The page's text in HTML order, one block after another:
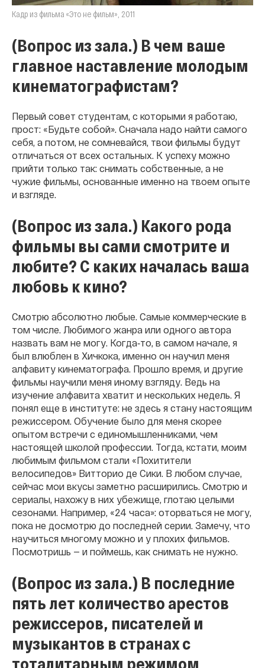
Кадр из фильма «Это не фильм», 2011
(Вопрос из зала.) В чем ваше
главное наставление молодым
кинематографистам?
Первый совет студентам, с которыми я работаю,
прост: «Будьте собой». Сначала надо найти самого
себя, а потом, не сомневайся, твои фильмы будут
отличаться от всех остальных. К успеху можно
прийти только так: снимать собственные, а не
чужие фильмы, основанные именно на твоем опыте
и взгляде.
(Вопрос из зала.) Какого рода
фильмы вы сами смотрите и
любите? С каких началась ваша
любовь к кино?
Смотрю абсолютно любые. Самые коммерческие в
том числе. Любимого жанра или одного автора
назвать вам не могу. Когда‐то, в самом начале, я
был влюблен в Хичкока, именно он научил меня
алфавиту кинематографа. Прошло время, и другие
фильмы научили меня иному взгляду. Ведь на
изучение алфавита хватит и нескольких недель. Я
понял еще в институте: не здесь я стану настоящим
режиссером. Обучение было для меня скорее
опытом встречи с единомышленниками, чем
настоящей школой профессии. Тогда, кстати, моим
любимым фильмом стали «Похитители
велосипедов» Витторио де Сики. В любом случае,
сейчас мои вкусы заметно расширились. Смотрю и
сериалы, нахожу в них убежище, глотаю целыми
сезонами. Например, «24 часа»: оторваться не могу,
пока не досмотрю до последней серии. Замечу, что
научиться многому можно и у плохих фильмов.
Посмотришь — и поймешь, как снимать не нужно.
(Вопрос из зала.) В последние
пять лет количество арестов
режиссеров, писателей и
музыкантов в странах с
тоталитарным режимом